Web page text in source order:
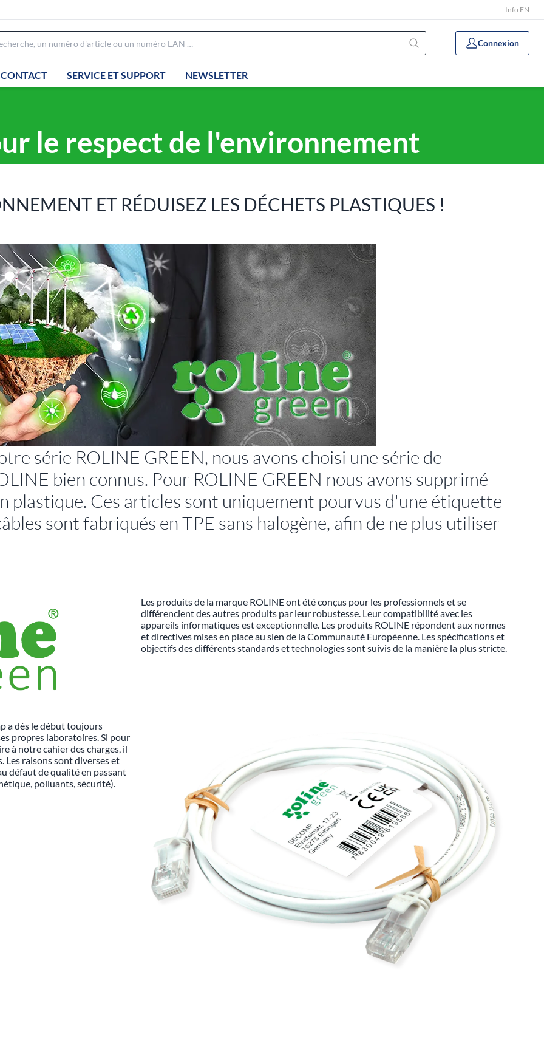
Info EN
Connexion
CONTACT SERVICE ET SUPPORT NEWSLETTER
le respect de l'environnement
ET RÉDUISEZ LES DÉCHETS PLASTIQUES !
série ROLINE GREEN, nous avons choisi une série de
bien connus. Pour ROLINE GREEN nous avons supprimé
plastique. Ces articles sont uniquement pourvus d'une étiquette
sont fabriqués en TPE sans halogène, afin de ne plus utiliser
Les produits de la marque ROLINE ont été conçus pour les professionnels et se
différencient des autres produits par leur robustesse. Leur compatibilité avec les
appareils informatiques est exceptionnelle. Les produits ROLINE répondent aux normes
et directives mises en place au sien de la Communauté Européenne. Les spécifications et
objectifs des différents standards et technologies sont suivis de la manière la plus stricte.
a dès le début toujours
propres laboratoires. Si pour
à notre cahier des charges, il
raisons sont diverses et
défaut de qualité en passant
polluants, sécurité).